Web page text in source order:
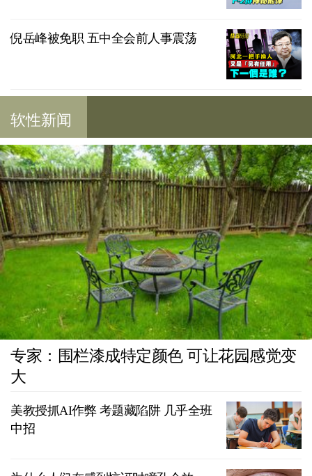
倪岳峰被免职 五中全会前人事震荡
软性新闻
专家：围栏漆成特定颜色 可让花园感觉变
大
美教授抓AI作弊 考题藏陷阱 几乎全班
中招